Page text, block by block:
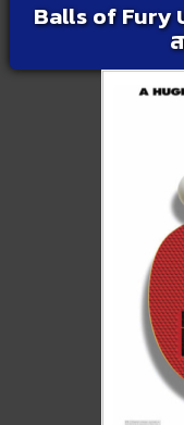
Balls of Fury